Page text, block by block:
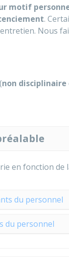
motif
.
Nous
non disciplinaire
en fonction de
du personnel
du personnel